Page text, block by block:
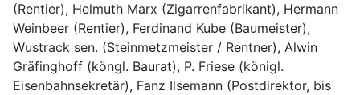
(Rentier), Helmuth Marx (Zigarrenfabrikant), Hermann
Weinbeer (Rentier), Ferdinand Kube (Baumeister),
Wustrack sen. (Steinmetzmeister / Rentner), Alwin
Gräfinghoff (köngl. Baurat), P. Friese (königl.
Eisenbahnsekretär), Fanz Ilsemann (Postdirektor, bis